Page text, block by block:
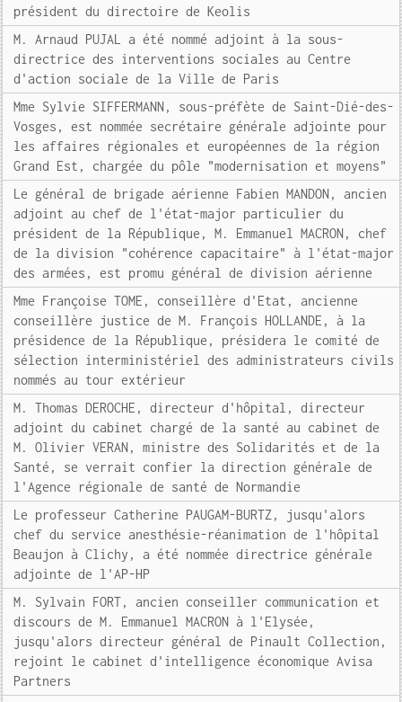
président du directoire de Keolis
M. Arnaud PUJAL a été nommé adjoint à la sous-
directrice des interventions sociales au Centre
d'action sociale de la Ville de Paris
Mme Sylvie SIFFERMANN, sous-préfète de Saint-Dié-des-
Vosges, est nommée secrétaire générale adjointe pour
les affaires régionales et européennes de la région
Grand Est, chargée du pôle "modernisation et moyens"
Le général de brigade aérienne Fabien MANDON, ancien
adjoint au chef de l'état-major particulier du
président de la République, M. Emmanuel MACRON, chef
de la division "cohérence capacitaire" à l'état-major
des armées, est promu général de division aérienne
Mme Françoise TOME, conseillère d'Etat, ancienne
conseillère justice de M. François HOLLANDE, à la
présidence de la République, présidera le comité de
sélection interministériel des administrateurs civils
nommés au tour extérieur
M. Thomas DEROCHE, directeur d'hôpital, directeur
adjoint du cabinet chargé de la santé au cabinet de
M. Olivier VERAN, ministre des Solidarités et de la
Santé, se verrait confier la direction générale de
l'Agence régionale de santé de Normandie
Le professeur Catherine PAUGAM-BURTZ, jusqu'alors
chef du service anesthésie-réanimation de l'hôpital
Beaujon à Clichy, a été nommée directrice générale
adjointe de l'AP-HP
M. Sylvain FORT, ancien conseiller communication et
discours de M. Emmanuel MACRON à l'Elysée,
jusqu'alors directeur général de Pinault Collection,
rejoint le cabinet d'intelligence économique Avisa
Partners